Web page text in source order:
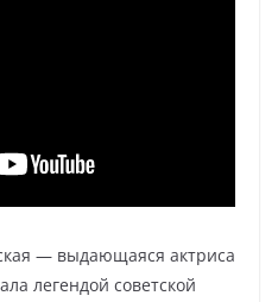
— выдающаяся актриса
легендой советской